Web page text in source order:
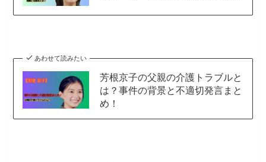
あわせて読みたい
芳根京子の父親の介護トラブルと
は？事件の背景と不適切発言まと
め！